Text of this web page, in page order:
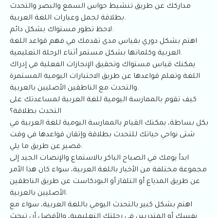
مداركك عن طريق تنشيط حواس السمع والبصر والتحدث
بطلاقة لجمل وعبارات اللغة العربية.
لاحظ تطور مستواك بشكل دائم:
اهتم بشكل دوري بقياس مدى تقدمك في فهم قواعد اللغة
العربية وكلماتها بشكل مستمر أثناء الرحلة التعليمية.
يمكنك قياس مستواك وتحقيق الإنجازات الفعلية في إدراك
اللغة وتعلم قواعدها عن طريق الاختبارات اليومية المستمرة
والتحدث مع الناطقين الأصليين بالعربية.
كيف تقوم بالممارسة اليومية للغة العربية لمساعدتك على
بكل بساطة، يمكنك القيام بالممارسة اليومية للغة العربية في
شتى نواحي حياتك للتحدث بطلاقة وإتقان قواعدها في وقت
قصير عن طريق ما يلي:
ابدأ يومك في الصباح الباكر بالاستماع والإنصات الجيد إلى
مجموعة مختلفة من الأخبار باللغة العربية، سواء كان هذا الأمر
عن طريق المذياع أو التلفاز أو البودكاست عن طريق الناطقين
الأصليين بالعربية.
اهتم بشكل كبير بالتحدث اليومي باللغة العربية، سواء مع